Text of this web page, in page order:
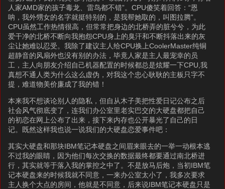
人家AMD家的孩子毒龙、雷鸟都不错”。CPU傻笑着回答：“恩
呐，我外甥女的名字就挺特别的，是我帮她取的，叫图拉腾”。
CPU虽然工作热情很高，但常常把身边的北桥弄的脏兮兮，为此
爱干净的北桥不断向我抱怨CPU身上的臭汗和不断抖落出来的灰
尘让她难以忍受。我除了建议主人给CPU换上CoolerMaster纯铜
超静音的风扇外也没有别的办法，毕竟人家是主人最宠幸的员
工，主人向朋友介绍自己机器配置的时候都总是炫耀一下CPU,我
真想不通人类为什么这么虚伪，对我这个忠心耿耿的主板只字不
提，难道物美价廉成了我的错！
本来我不想谈论别人的隐私，但自从木子美把性爱日记公布之后
社会风气彻底变了，连我们办公室里老实巴交的大硬盘都把自己
的初恋在网上公布了出来，接下来内存也公开暴光了自己的日
记。既然这样我也说一说我们的大硬盘恋爱事件吧：
其实大硬盘和那块IBM笔记本硬盘之间眉来眼去的一举一动根本逃
不过我的眼睛，因为他们每次交换的数据最终都要通过南北桥进
行，其实就等于落入我的掌控之中了。不是放马后炮，当初IBM笔
记本硬盘来的时候我就不同意，一来办公室太小了，我多次要求
主人换个大点的房间，他就是不同意，后来说IBM笔记本硬盘只是